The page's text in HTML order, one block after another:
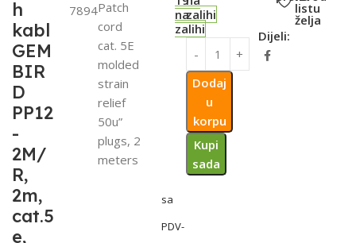
h
kabl
GEM
BIR
D
PP12
-
2M/
R,
2m,
cat.5
e,
7894Patch
cord
cat. 5E
molded
strain
relief
50u”
plugs, 2
meters
sa
PDV-
na
zalihi
zalihi
Dodaj
u
korpu
Kupi
sada
listu
želja
Dijeli: